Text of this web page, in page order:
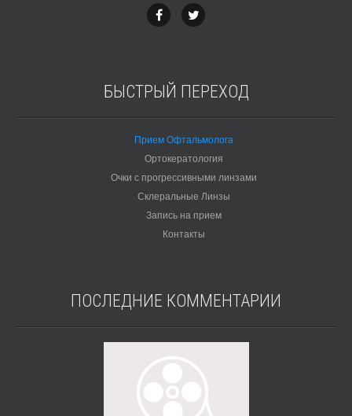
БЫСТРЫЙ ПЕРЕХОД
Прием Офтальмолога
Ортокератология
Очки с прогрессивными линзами
Склеральные Линзы
Запись на прием
Контакты
ПОСЛЕДНИЕ КОММЕНТАРИИ